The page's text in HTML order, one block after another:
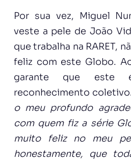
Por sua vez, Miguel
veste a pele de João
que trabalha na RARET,
feliz com este Globo.
garante que este
reconhecimento
o meu profundo
com quem fiz a série
muito feliz no meu
honestamente, que